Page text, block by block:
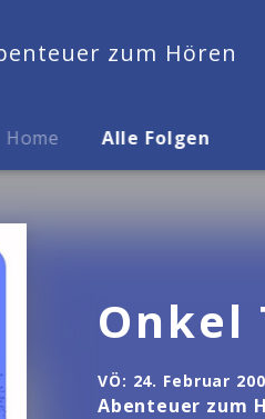
zum Hören
Home Alle Folgen
Onkel
VÖ: 24. Februar
Abenteuer zum